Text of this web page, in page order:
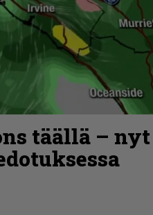
täällä – nyt